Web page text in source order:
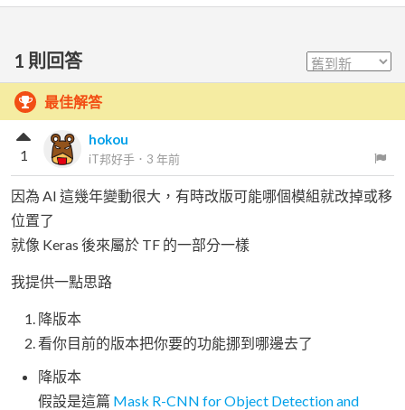
1 則回答
最佳解答
hokou
iT邦好手 ． 3 年前
1
因為 AI 這幾年變動很大，有時改版可能哪個模組就改掉或移
位置了
就像 Keras 後來屬於 TF 的一部分一樣
我提供一點思路
降版本
看你目前的版本把你要的功能挪到哪邊去了
降版本
假設是這篇 Mask R-CNN for Object Detection and